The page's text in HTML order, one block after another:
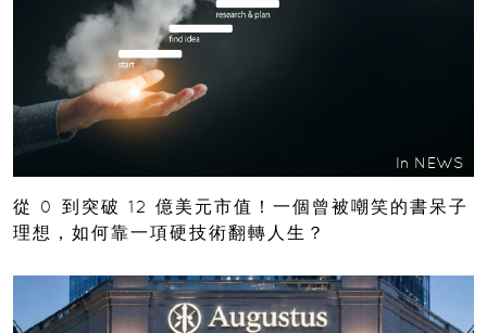
In NEWS
從 0 到突破 12 億美元市值！一個曾被嘲笑的書呆子
理想，如何靠一項硬技術翻轉人生？